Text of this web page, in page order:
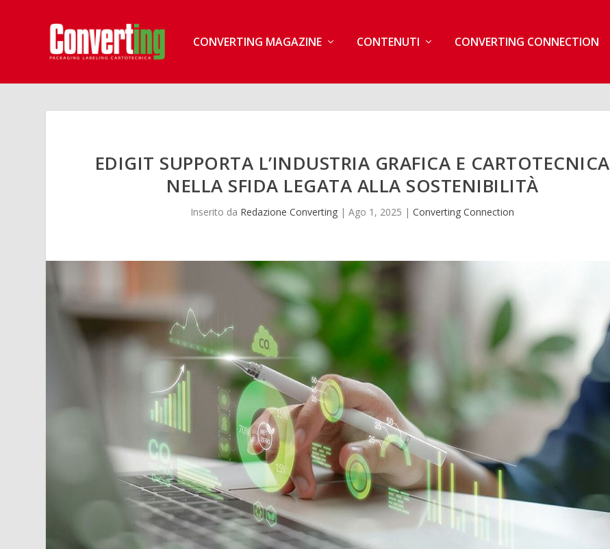
CONVERTING MAGAZINE CONTENUTI CONVERTING CONNECTION
EDIGIT SUPPORTA L’INDUSTRIA GRAFICA E CARTOTECNICA
NELLA SFIDA LEGATA ALLA SOSTENIBILITÀ
Inserito da Redazione Converting |Ago 1, 2025 |Converting Connection